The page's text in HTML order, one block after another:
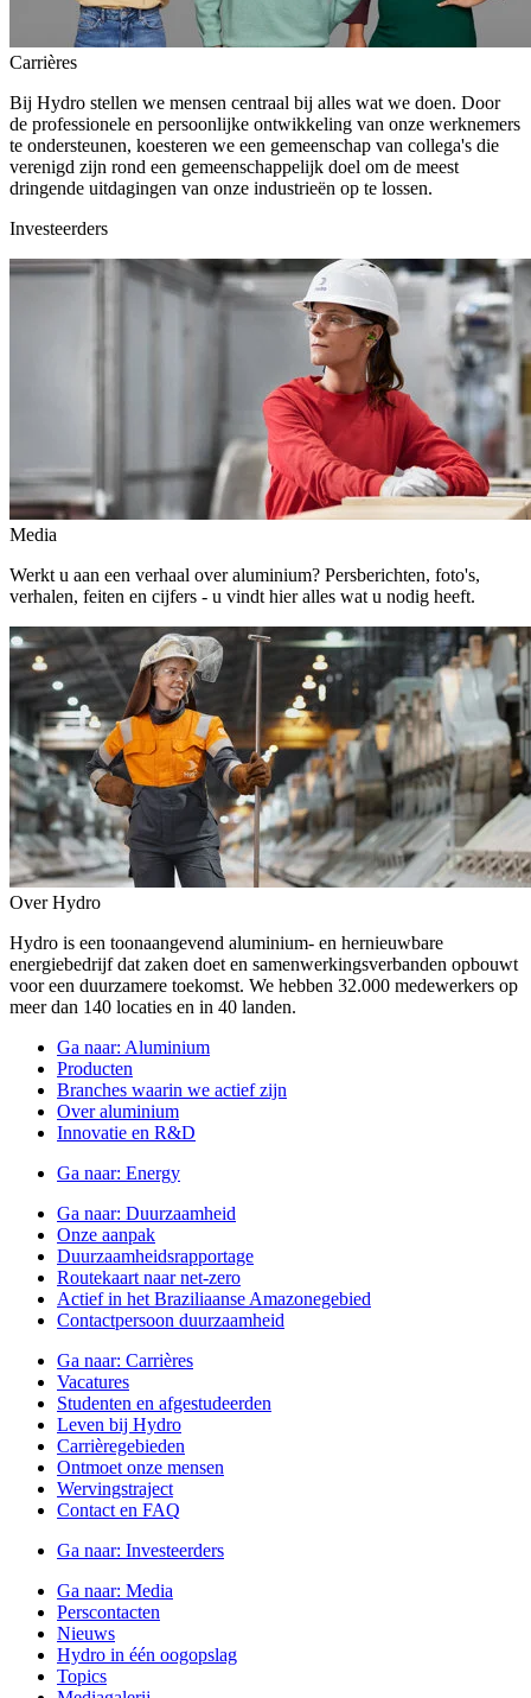
Carrières
Bij Hydro stellen we mensen centraal bij alles wat we doen. Door
de professionele en persoonlijke ontwikkeling van onze werknemers
te ondersteunen, koesteren we een gemeenschap van collega's die
verenigd zijn rond een gemeenschappelijk doel om de meest
dringende uitdagingen van onze industrieën op te lossen.
Investeerders
Media
Werkt u aan een verhaal over aluminium? Persberichten, foto's,
verhalen, feiten en cijfers - u vindt hier alles wat u nodig heeft.
Over Hydro
Hydro is een toonaangevend aluminium- en hernieuwbare
energiebedrijf dat zaken doet en samenwerkingsverbanden opbouwt
voor een duurzamere toekomst. We hebben 32.000 medewerkers op
meer dan 140 locaties en in 40 landen.
Ga naar: Aluminium
Producten
Branches waarin we actief zijn
Over aluminium
Innovatie en R&D
Ga naar: Energy
Ga naar: Duurzaamheid
Onze aanpak
Duurzaamheidsrapportage
Routekaart naar net-zero
Actief in het Braziliaanse Amazonegebied
Contactpersoon duurzaamheid
Ga naar: Carrières
Vacatures
Studenten en afgestudeerden
Leven bij Hydro
Carrièregebieden
Ontmoet onze mensen
Wervingstraject
Contact en FAQ
Ga naar: Investeerders
Ga naar: Media
Perscontacten
Nieuws
Hydro in één oogopslag
Topics